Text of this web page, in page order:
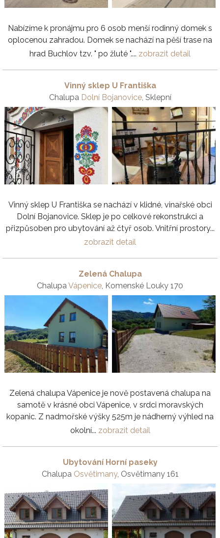
Nabízíme k pronájmu pro 6 osob menší rodinný domek s
oplocenou zahradou. Domek se nachází na pěší trase na
hrad Buchlov tzv. " po žluté ".... zobrazit detail
Vinný sklep U Františka
Chalupa Dolní Bojanovice, Sklepní
Vinný sklep U Františka se nachází v klidné, vinařské obci
Dolní Bojanovice. Sklep je po celkové rekonstrukci a
přizpůsoben pro ubytování až čtyř osob. Vnitřní prostory...
zobrazit detail
Zelená Chalupa
ChalupaVápenice, Komenské Louky 170
Zelená chalupa Vápenice je nově postavená chalupa na
samotě v krásné obci Vápenice, v srdci moravských
kopanic. Z nadmořské výšky 525m je nádherný výhled na
okolní... zobrazit detail
Ubytování Horní paseky
Chalupa Osvětimany, Osvětimany 161